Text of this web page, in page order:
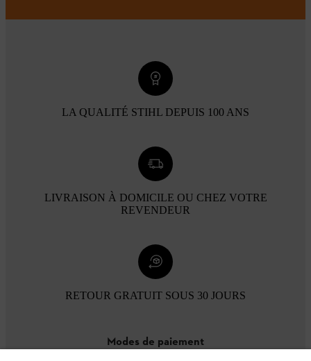
LA QUALITÉ STIHL DEPUIS 100 ANS
LIVRAISON À DOMICILE OU CHEZ VOTRE
REVENDEUR
RETOUR GRATUIT SOUS 30 JOURS
Modes de paiement